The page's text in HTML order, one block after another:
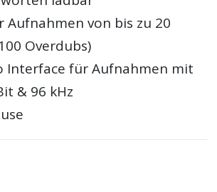
Aufnahmen von bis zu 20
Overdubs)
Interface für Aufnahmen mit
& 96 kHz